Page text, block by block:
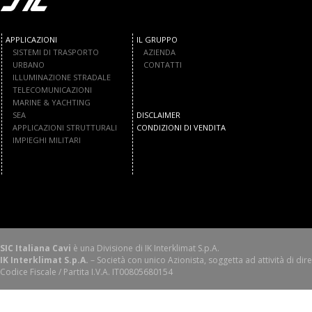
APPLICAZIONI
SISTEMI DI TRASPORTO
URBANO
ILLUMINAZIONE STRADALE
TELECOMUNICAZIONI
MARINE & YACHTING
SEA
APPLICAZIONI STRUTTURALI
IMPIEGHI MILITARI
IL GRUPPO
AZIENDA
CONTATTI
DISCLAIMER
CONDIZIONI DI VENDITA
SIC Italiana Cavi è una Divisione di IK Interklimat S.p.A.
IK Interklimat S.p.A. – Società con unico Azionista, soggetta ad attività di
Codice Fiscale / Partita I.V.A. IT00805680154